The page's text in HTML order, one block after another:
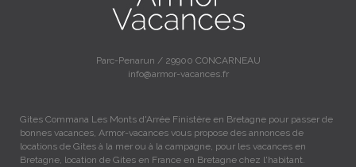
Parc-Penarun / 29900 CONCARNEAU
info@armor-vacances.fr
Gites Commana Les Monts d'Arrée Finistère en Bretagne pour passer de
bonnes vacances, Armor-vacances vous propose des annonces de
locations de Gites à la mer ou à la campagne, pour les vacances en
Bretagne, location de Gites en France en Bretagne chez l'habitant.